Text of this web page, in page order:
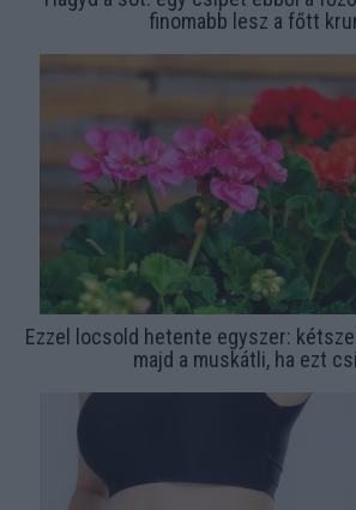
finomabb lesz a főtt
Ezzel locsold hetente egyszer:
majd a muskátli, ha ezt